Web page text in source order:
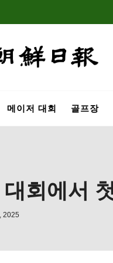
메이저 대회 골프장
회에서
2025